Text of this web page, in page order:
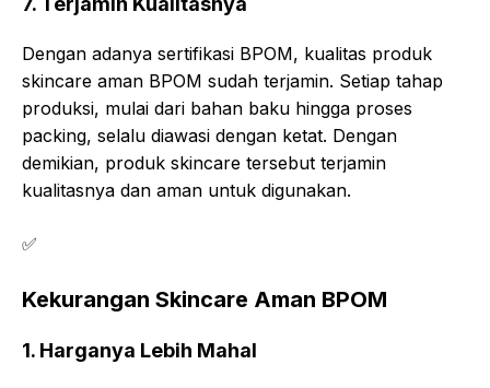
Dengan adanya sertifikasi BPOM, kualitas produk
skincare aman BPOM sudah terjamin. Setiap tahap
produksi, mulai dari bahan baku hingga proses
packing, selalu diawasi dengan ketat. Dengan
demikian, produk skincare tersebut terjamin
kualitasnya dan aman untuk digunakan.
✅
Kekurangan Skincare Aman BPOM
1. Harganya Lebih Mahal